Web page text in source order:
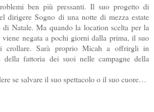
ben più pressanti. Il suo progetto di
dirigere Sogno di una notte di mezza estate
di Natale. Ma quando la location scelta per la
viene negata a pochi giorni dalla prima, il suo
crollare. Sarà proprio Micah a offrirgli in
fattoria dei suoi nelle campagne della
se salvare il suo spettacolo o il suo cuore…